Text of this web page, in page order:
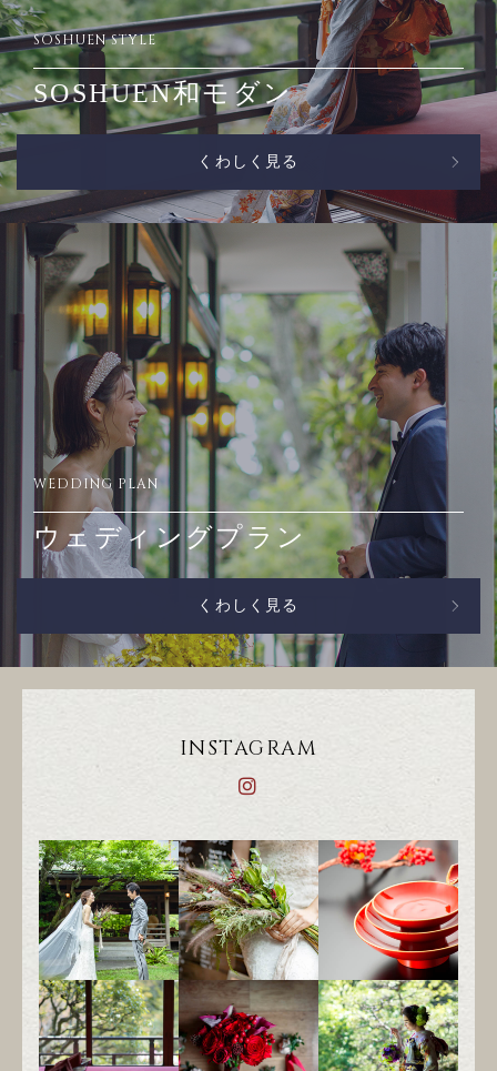
SOSHUEN STYLE
SOSHUEN和モダン
くわしく見る
WEDDING PLAN
ウェディングプラン
くわしく見る
INSTAGRAM